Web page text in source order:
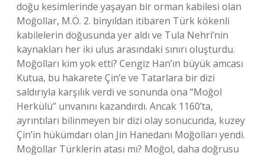
doğu kesimlerinde yaşayan bir orman kabilesi olan
Moğollar, M.Ö. 2. binyıldan itibaren Türk kökenli
kabilelerin doğusunda yer aldı ve Tula Nehri’nin
kaynakları her iki ulus arasındaki sınırı oluşturdu.
Moğolları kim yok etti? Cengiz Han’ın büyük amcası
Kutua, bu hakarete Çin’e ve Tatarlara bir dizi
saldırıyla karşılık verdi ve sonunda ona “Moğol
Herkülü” unvanını kazandırdı. Ancak 1160’ta,
ayrıntıları bilinmeyen bir dizi olay sonucunda, kuzey
Çin’in hükümdarı olan Jin Hanedanı Moğolları yendi.
Moğollar Türklerin atası mı? Moğol, daha doğrusu